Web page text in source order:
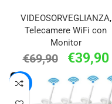
VIDEOSORVEGLIANZA,
Telecamere WiFi con
Monitor
€69,90 €39,90
-8%